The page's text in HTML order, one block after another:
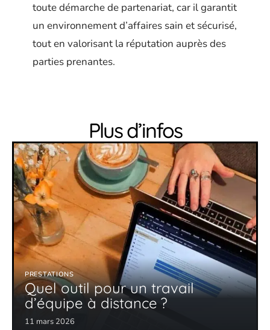
toute démarche de partenariat, car il garantit
un environnement d’affaires sain et sécurisé,
tout en valorisant la réputation auprès des
parties prenantes.
Plus d’infos
PRESTATIONS
Quel outil pour un travail
d’équipe à distance ?
11 mars 2026